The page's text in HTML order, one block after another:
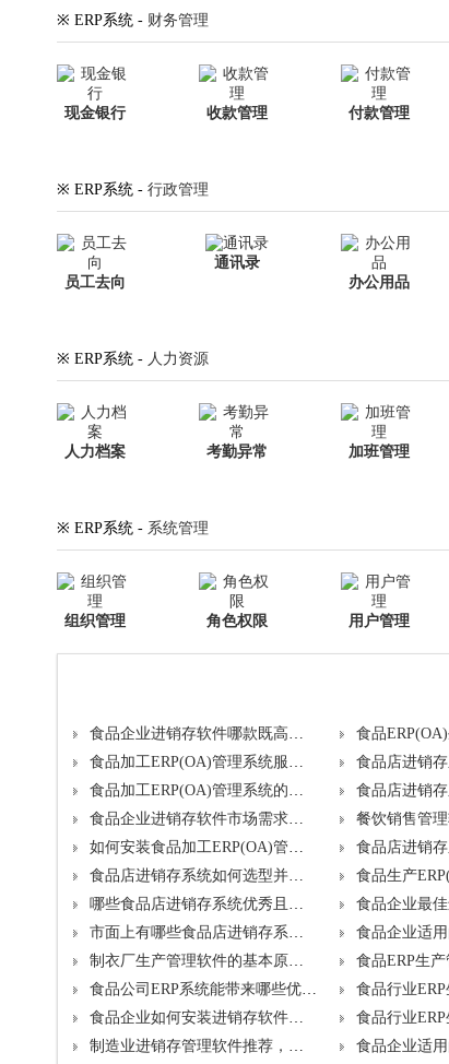
※ ERP系统 - 财务管理
现金银行 收款管理 付款管理
※ ERP系统 - 行政管理
员工去向
通讯录
办公用品
※ ERP系统 - 人力资源
人力档案 考勤异常 加班管理
※ ERP系统 - 系统管理
组织管理 角色权限 用户管理
食品企业进销存软件哪款既高效又经济所需费用是多少？
食品加工ERP(OA)管理系统服务内容及优势是什么？
食品加工ERP(OA)管理系统的优缺点及产品特色何在？
食品企业进销存软件市场需求与建设规划？
如何安装食品加工ERP(OA)管理系统，能为企业带来哪些益处？
食品店进销存系统如何选型并列出功能清单？
哪些食品店进销存系统优秀且值得购买？
市面上有哪些食品店进销存系统？各自的作用是什么？
制衣厂生产管理软件的基本原理是什么？对企业有何帮助？
食品公司ERP系统能带来哪些优势？产品特点如何？
食品企业如何安装进销存软件并管理实施风险？
制造业进销存管理软件推荐，求购信息及评价？